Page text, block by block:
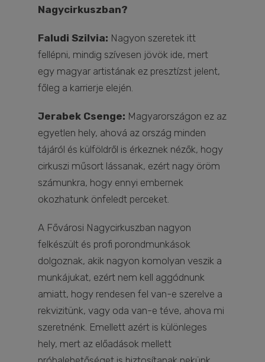
Nagycirkuszban?
Faludi Szilvia: Nagyon szeretek itt
fellépni, mindig szívesen jövök ide, mert
egy magyar artistának ez presztízst jelent,
főleg a karrierje elején.
Jerabek Csenge: Magyarországon ez az
egyetlen hely, ahová az ország minden
tájáról és külföldről is érkeznek nézők, hogy
cirkuszi műsort lássanak, ezért nagy öröm
számunkra, hogy ennyi embernek
okozhatunk önfeledt perceket.
A Fővárosi Nagycirkuszban nagyon
felkészült és profi porondmunkások
dolgoznak, akik nagyon komolyan veszik a
munkájukat, ezért nem kell aggódnunk
amiatt, hogy rendesen fel van-e szerelve a
rekvizitünk, vagy oda van-e téve, ahova mi
szeretnénk. Emellett azért is különleges
hely, mert az előadások mellett